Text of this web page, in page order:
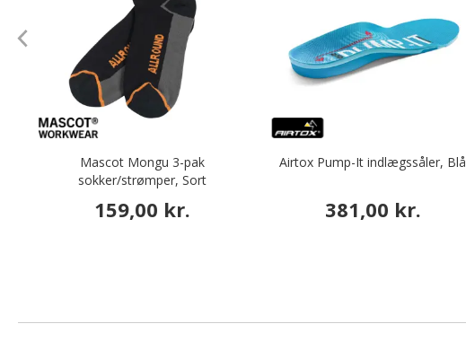
Mascot Mongu 3-pak
sokker/strømper, Sort
159,00 kr.
Airtox Pump-It indlægssåler, Blå
381,00 kr.